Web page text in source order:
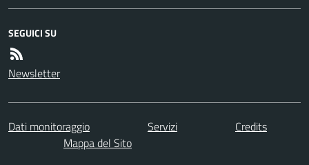
SEGUICI SU
Newsletter
Dati monitoraggio Servizi
Credits
Mappa del Sito